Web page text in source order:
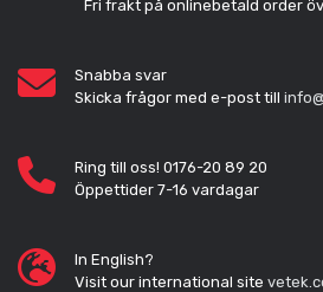
Fri frakt på onlinebetald order
Snabba svar
Skicka frågor med e-post till
Ring till oss! 0176-20 89 20
Öppettider 7-16 vardagar
In English?
Visit our international site